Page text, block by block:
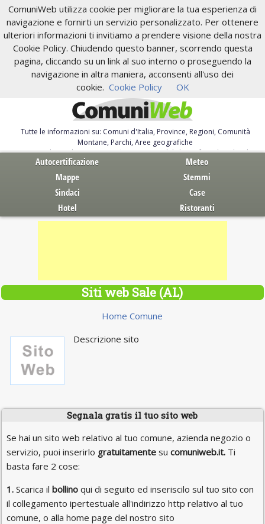
ComuniWeb utilizza cookie per migliorare la tua esperienza di
navigazione e fornirti un servizio personalizzato. Per ottenere
ulteriori informazioni ti invitiamo a prendere visione della nostra
Cookie Policy. Chiudendo questo banner, scorrendo questa
pagina, cliccando su un link al suo interno o proseguendo la
navigazione in altra maniera, acconsenti all'uso dei
cookie. Cookie Policy OK
Tutte le informazioni su: Comuni d'Italia, Province, Regioni, Comunità
Montane, Parchi, Aree geografiche
Servizi al Cittadino. Autocertificazione, moduli, leggi, free download
Autocertificazione
Meteo
Mappe
Stemmi
Sindaci
Case
Hotel
Ristoranti
Siti web Sale (AL)
Home Comune
Descrizione sito
Segnala gratis il tuo sito web
Se hai un sito web relativo al tuo comune, azienda negozio o
servizio, puoi inserirlo gratuitamentesu comuniweb.it.Ti
basta fare 2 cose:
1.Scarica il bollinoqui di seguito ed inseriscilo sul tuo sito con
il collegamento ipertestuale all'indirizzo http relativo al tuo
comune, o alla home page del nostro sito